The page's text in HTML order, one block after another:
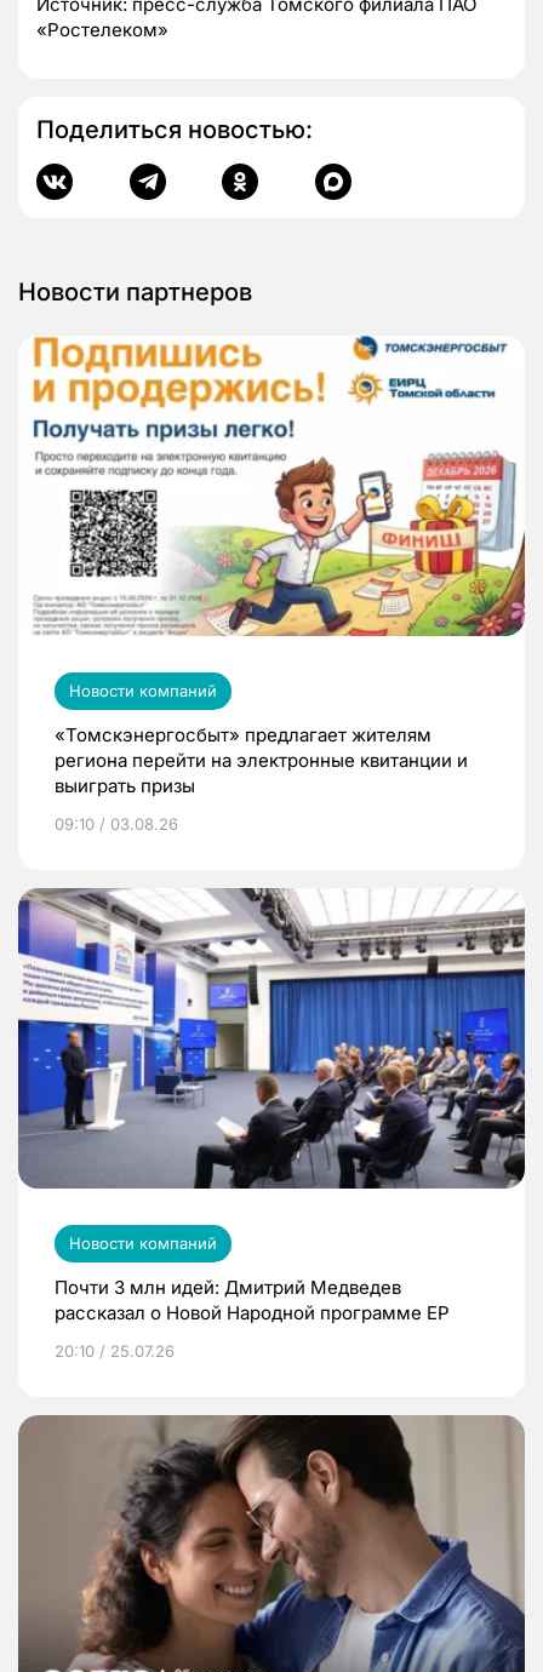
Источник: пресс-служба Томского филиала ПАО
«Ростелеком»
Поделиться новостью:
Новости партнеров
Новости компаний
«Томскэнергосбыт» предлагает жителям
региона перейти на электронные квитанции и
выиграть призы
09:10 / 03.08.26
Новости компаний
Почти 3 млн идей: Дмитрий Медведев
рассказал о Новой Народной программе ЕР
20:10 / 25.07.26